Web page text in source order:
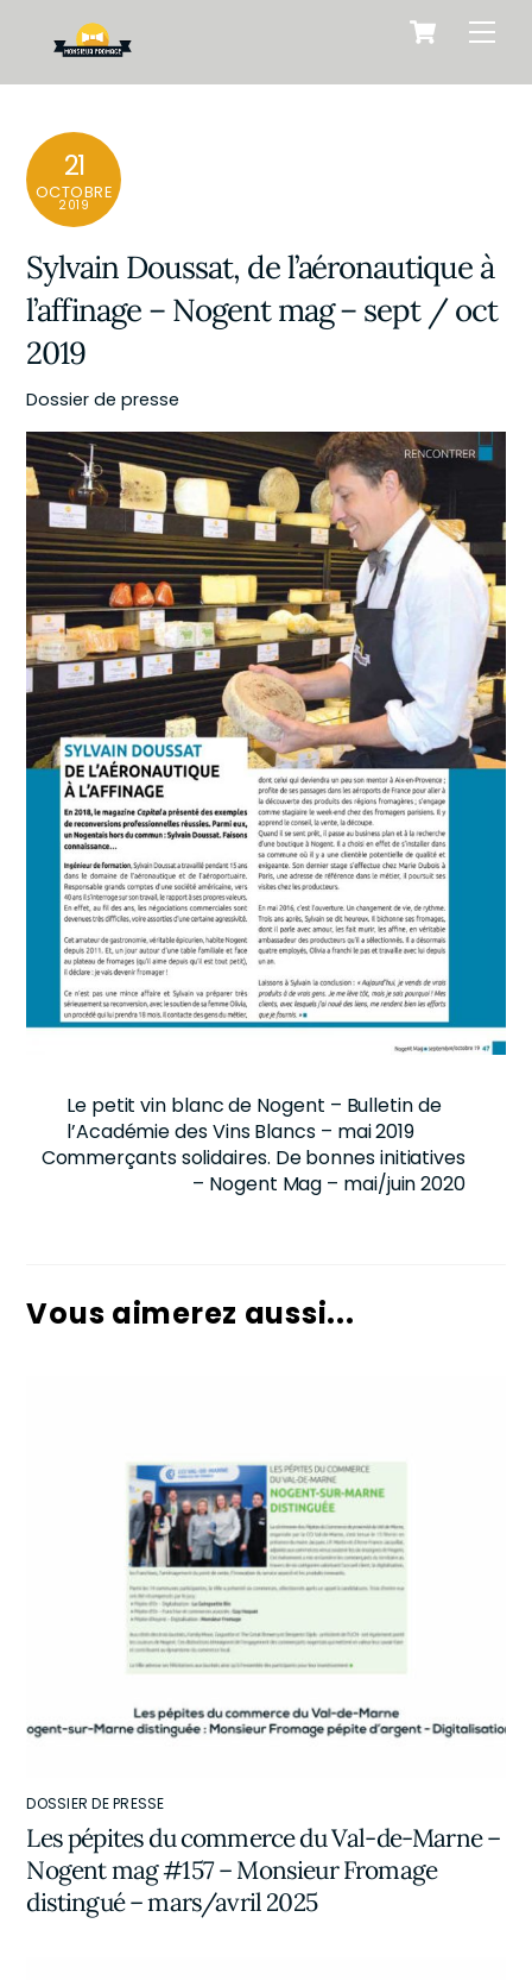
Cart
21
OCTOBRE
2019
Sylvain Doussat, de l’aéronautique à
l’affinage – Nogent mag – sept / oct
2019
Dossier de presse
Le petit vin blanc de Nogent – Bulletin de
l’Académie des Vins Blancs – mai 2019
Commerçants solidaires. De bonnes initiatives
– Nogent Mag – mai/juin 2020
Vous aimerez aussi...
DOSSIER DE PRESSE
Les pépites du commerce du Val-de-Marne –
Nogent mag #157 – Monsieur Fromage
distingué – mars/avril 2025